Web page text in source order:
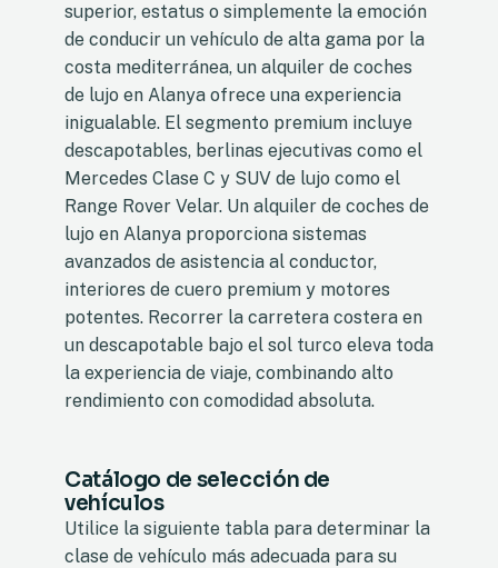
superior, estatus o simplemente la emoción
de conducir un vehículo de alta gama por la
costa mediterránea, un alquiler de coches
de lujo en Alanya ofrece una experiencia
inigualable. El segmento premium incluye
descapotables, berlinas ejecutivas como el
Mercedes Clase C y SUV de lujo como el
Range Rover Velar. Un alquiler de coches de
lujo en Alanya proporciona sistemas
avanzados de asistencia al conductor,
interiores de cuero premium y motores
potentes. Recorrer la carretera costera en
un descapotable bajo el sol turco eleva toda
la experiencia de viaje, combinando alto
rendimiento con comodidad absoluta.
Catálogo de selección de
vehículos
Utilice la siguiente tabla para determinar la
clase de vehículo más adecuada para su